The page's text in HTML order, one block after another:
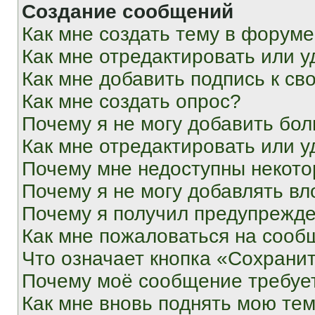
Создание сообщений
Как мне создать тему в
Как мне отредактировать или
Как мне добавить подпись к
Как мне создать опрос?
Почему я не могу добавить
Как мне отредактировать или
Почему мне недоступны
Почему я не могу добавлять
Почему я получил
Как мне пожаловаться на
Что означает кнопка
Почему моё сообщение
Как мне вновь поднять мою